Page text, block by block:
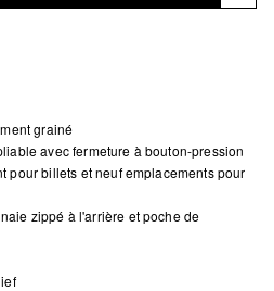
grainé
avec fermeture à bouton-pression
pour billets et neuf emplacements pour
zippé à l'arrière et poche de